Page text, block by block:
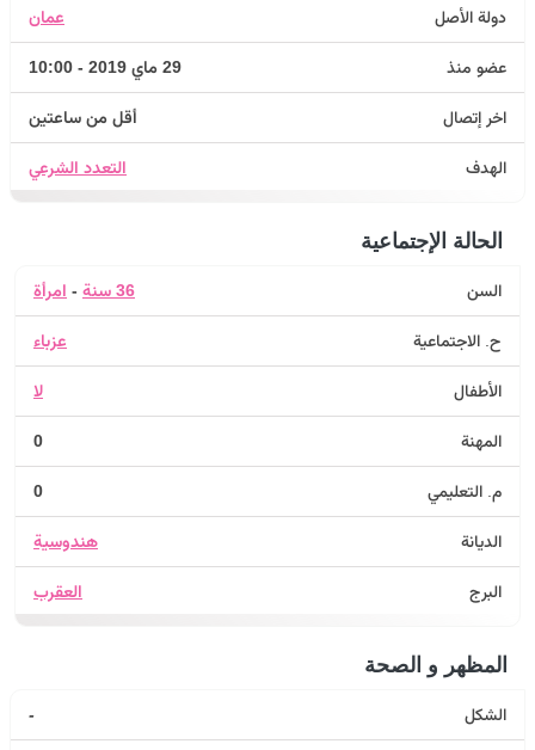
دولة الأصل عمان
عضو منذ 29 ماي 2019 - 10:00
اخر إتصال أقل من ساعتين
الهدف التعدد الشرعي
الحالة الإجتماعية
السن 36 سنة - امرأة
ح. الاجتماعية عزباء
الأطفال لا
المهنة 0
م. التعليمي 0
الديانة هندوسية
البرج العقرب
المظهر و الصحة
الشكل -